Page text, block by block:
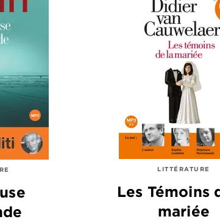
LITTÉRATURE
Les Témoins
mariée